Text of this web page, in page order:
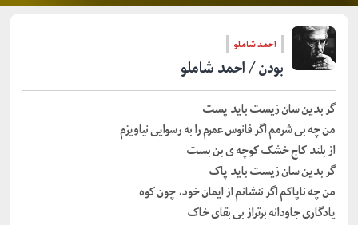
احمد شاملو
بودن / احمد شاملو
گر بدین سان زیست باید پست
من چه بی شرمم اگر فانوس عمرم را به رسوایی نیاویزم
از بلند کاج خشک کوچه ی بن بست
گر بدین سان زیست باید پاک
من چه ناپاکم اگر ننشانم از ایمان خود، چون کوه
یادگاری جاودانه برتراز بی بقای خاک